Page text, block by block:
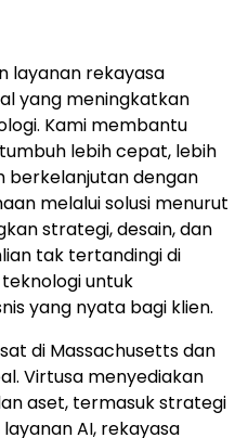
layanan rekayasa
yang meningkatkan
Kami membantu
lebih cepat, lebih
berkelanjutan dengan
melalui solusi menurut
strategi, desain, dan
tak tertandingi di
teknologi untuk
yang nyata bagi klien.
di Massachusetts dan
Virtusa menyediakan
aset, termasuk strategi
AI, rekayasa